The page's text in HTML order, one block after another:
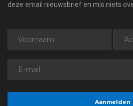
deze email nieuwsbrief en mis niets